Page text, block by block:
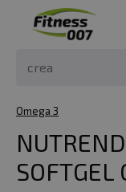
Omega 3
SOFTGEL